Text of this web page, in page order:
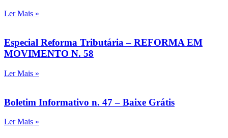
Ler Mais »
Especial Reforma Tributária – REFORMA EM
MOVIMENTO N. 58
Ler Mais »
Boletim Informativo n. 47 – Baixe Grátis
Ler Mais »